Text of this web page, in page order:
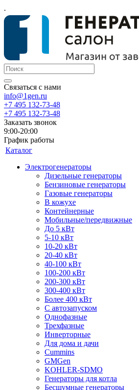
.
Связаться с нами
info@1gen.ru
+7 495 132-73-48
+7 495 132-73-48
Заказать звонок
9:00-20:00
График работы
Каталог
Электрогенераторы
Дизельные генераторы
Бензиновые генераторы
Газовые генераторы
В кожухе
Контейнерные
Мобильные/передвижные
До 5 кВт
5-10 кВт
10-20 кВт
20-40 кВт
40-100 кВт
100-200 кВт
200-300 кВт
300-400 кВт
Более 400 кВт
С автозапуском
Однофазные
Трехфазные
Инверторные
Для дома и дачи
Cummins
GMGen
KOHLER-SDMO
Генераторы для котла
Бесшумные генераторы